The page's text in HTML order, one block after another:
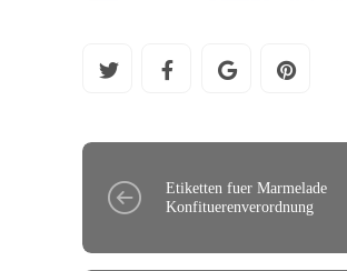
Etiketten fuer Marmelade
Konfituerenverordnung